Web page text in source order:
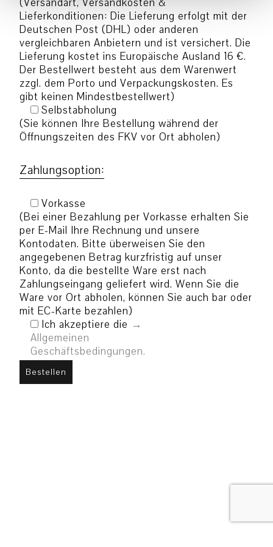
Lieferkonditionen: Die Lieferung erfolgt mit der
Deutschen Post (DHL) oder anderen
vergleichbaren Anbietern und ist versichert. Die
Lieferung kostet ins Europäische Ausland 16 €.
Der Bestellwert besteht aus dem Warenwert
zzgl. dem Porto und Verpackungskosten. Es
gibt keinen Mindestbestellwert)
Selbstabholung
(Sie können Ihre Bestellung während der
Öffnungszeiten des FKV vor Ort abholen)
Zahlungsoption:
Vorkasse
(Bei einer Bezahlung per Vorkasse erhalten Sie
per E-Mail Ihre Rechnung und unsere
Kontodaten. Bitte überweisen Sie den
angegebenen Betrag kurzfristig auf unser
Konto, da die bestellte Ware erst nach
Zahlungseingang geliefert wird. Wenn Sie die
Ware vor Ort abholen, können Sie auch bar oder
mit EC-Karte bezahlen)
Ich akzeptiere die
Allgemeinen
Geschäftsbedingungen.